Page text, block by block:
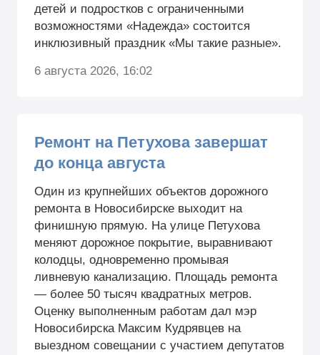
детей и подростков с ограниченными
возможностями «Надежда» состоится
инклюзивный праздник «Мы такие разные».
6 августа 2026, 16:02
Ремонт на Петухова завершат
до конца августа
Один из крупнейших объектов дорожного
ремонта в Новосибирске выходит на
финишную прямую. На улице Петухова
меняют дорожное покрытие, выравнивают
колодцы, одновременно промывая
ливневую канализацию. Площадь ремонта
— более 50 тысяч квадратных метров.
Оценку выполненным работам дал мэр
Новосибирска Максим Кудрявцев на
выездном совещании с участием депутатов